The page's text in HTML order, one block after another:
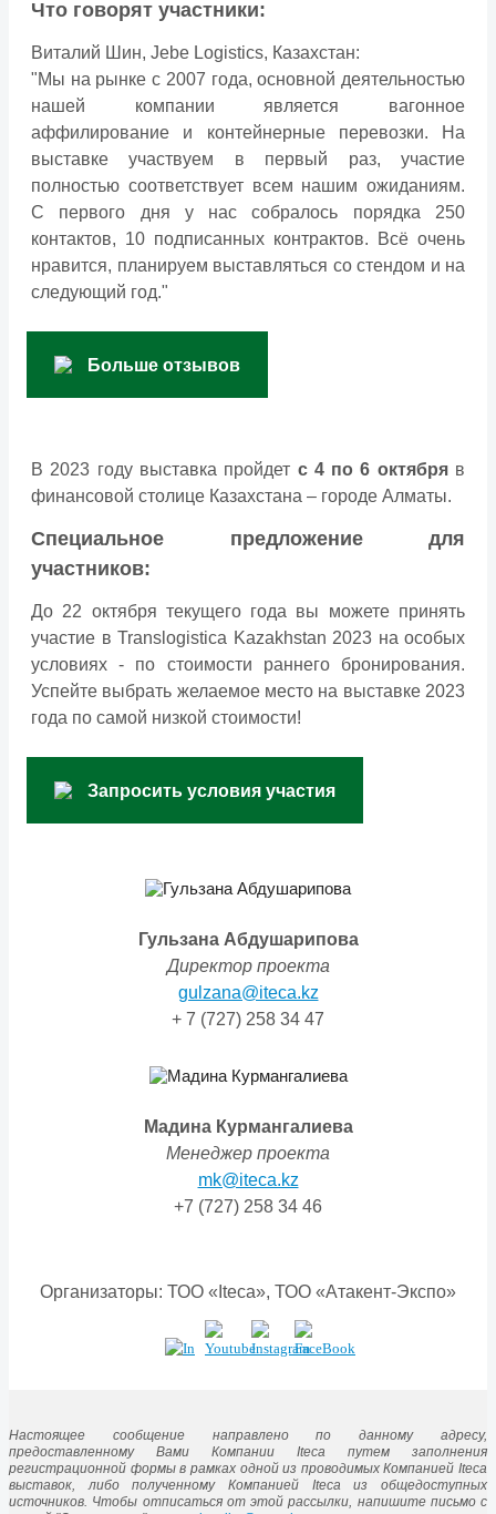
Что говорят участники:
Виталий Шин, Jebe Logistics, Казахстан:
"Мы на рынке с 2007 года, основной деятельностью
нашей компании является вагонное
аффилирование и контейнерные перевозки. На
выставке участвуем в первый раз, участие
полностью соответствует всем нашим ожиданиям.
С первого дня у нас собралось порядка 250
контактов, 10 подписанных контрактов. Всё очень
нравится, планируем выставляться со стендом и на
следующий год."
Больше отзывов
В 2023 году выставка пройдет с 4 по 6 октябряв
финансовой столице Казахстана – городе Алматы.
Специальное предложение для
участников:
До 22 октября текущего года вы можете принять
участие в Translogistica Kazakhstan 2023 на особых
условиях - по стоимости раннего бронирования.
Успейте выбрать желаемое место на выставке 2023
года по самой низкой стоимости!
Запросить условия участия
Гульзана Абдушарипова
Директор проекта
gulzana@iteca.kz
+ 7 (727) 258 34 47
Мадина Курмангалиева
Менеджер проекта
mk@iteca.kz
+7 (727) 258 34 46
Организаторы: ТОО «Iteca», ТОО «Атакент-Экспо»
Настоящее сообщение направлено по данному адресу,
предоставленному Вами Компании Iteca путем заполнения
регистрационной формы в рамках одной из проводимых Компанией Iteca
выставок, либо полученному Компанией Iteca из общедоступных
источников. Чтобы отписаться от этой рассылки, напишите письмо с